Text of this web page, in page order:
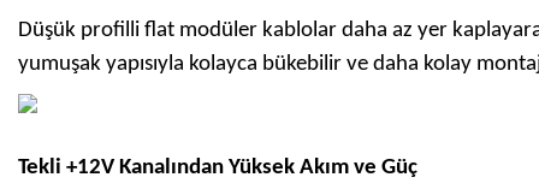
Düşük profilli flat modüler kablolar daha az yer
yumuşak yapısıyla kolayca bükebilir ve daha kolay
Tekli +12V Kanalından Yüksek Akım ve Güç